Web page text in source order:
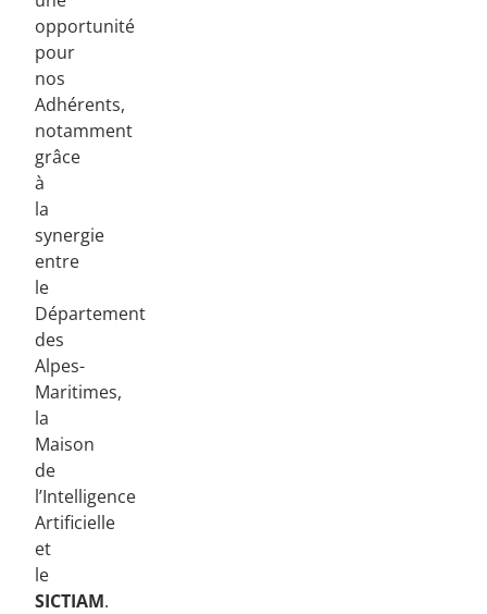
opportunité
pour
nos
Adhérents,
notamment
grâce
à
la
synergie
entre
le
Département
des
Alpes-
Maritimes,
la
Maison
de
l’Intelligence
Artificielle
et
le
SICTIAM.